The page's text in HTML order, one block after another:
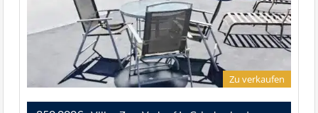
Zu verkaufen